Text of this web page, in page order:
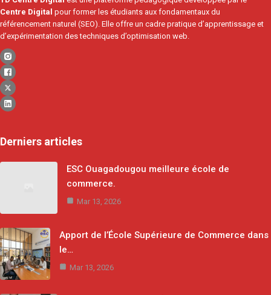
Centre Digital pour former les étudiants aux fondamentaux du
référencement naturel (SEO). Elle offre un cadre pratique d’apprentissage et
d’expérimentation des techniques d’optimisation web.
Derniers articles
ESC Ouagadougou meilleure école de
commerce.
Mar 13, 2026
Apport de l’École Supérieure de Commerce dans
le…
Mar 13, 2026